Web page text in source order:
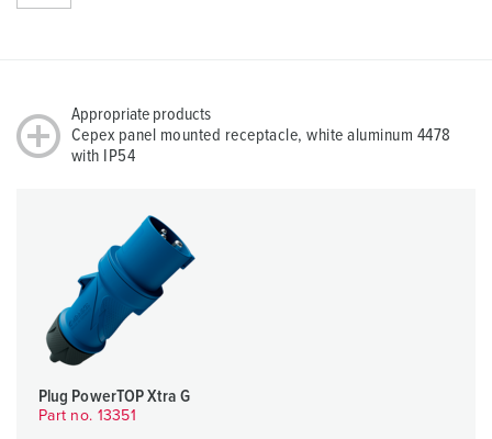
Appropriate products
Cepex panel mounted receptacle, white aluminum 4478
with IP54
Plug PowerTOP Xtra G
Part no. 13351